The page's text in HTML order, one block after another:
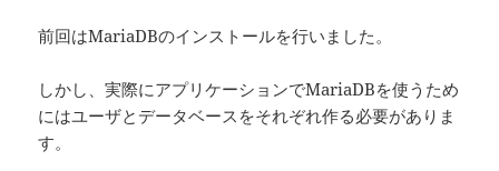
前回はMariaDBのインストールを行いました。
しかし、実際にアプリケーションでMariaDBを使うため
にはユーザとデータベースをそれぞれ作る必要がありま
す。